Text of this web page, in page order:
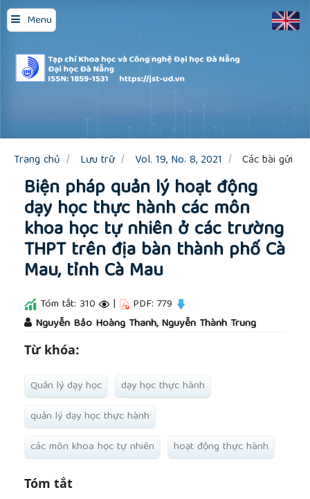
Menu
Quick
jump
to
page
content
Main
Sidebar
Trang chủ Lưu trữ Vol. 19, No. 8, 2021 Các bài gửi
Biện pháp quản lý hoạt động
dạy học thực hành các môn
khoa học tự nhiên ở các trường
THPT trên địa bàn thành phố Cà
Mau, tỉnh Cà Mau
Tóm tắt: 310 | PDF: 779
Nguyễn Bảo Hoàng Thanh, Nguyễn Thành Trung
Từ khóa:
Quản lý dạy học
dạy học thực hành
quản lý dạy học thực hành
các môn khoa học tự nhiên
hoạt động thực hành
Tóm tắt